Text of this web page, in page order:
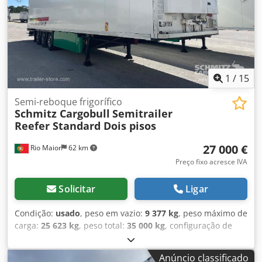
contra sobreposição, Eixo elevatório, Porta para paletes,
Sistema de travagem eletrónico EBS, Suporte para extintor,
Registador de temperatura, Piso duplo, Odômetro,
Conector 1x15 e 2x7 pinos, Antirrespingos, Rodas de liga
leve, Sistema de telemática. Crodjzp S U Aspfx Aprof
1 / 15
Rio Maior 62 km
Semi-reboque frigorífico
Schmitz Cargobull Semitrailer
Reefer Standard Dois pisos
27 000 €
Preço fixo acresce IVA
Solicitar Ligar
Condição: usado, peso em vazio: 9 377 kg, peso máximo de
carga: 25 623 kg, peso total: 35 000 kg, configuração de
, primeira matrícula:
espaço de carga:13 410 mm, largura do espaço de carga:
Anúncio classificado